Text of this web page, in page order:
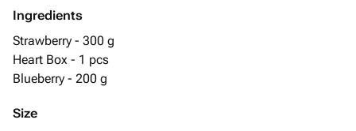
Ingredients
Strawberry - 300 g
Heart Box - 1 pcs
Blueberry - 200 g
Size